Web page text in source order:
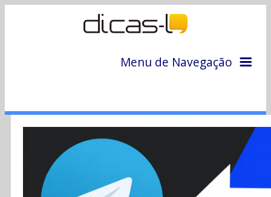
Menu de Navegação